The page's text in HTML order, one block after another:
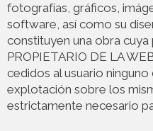
fotografías, gráficos,
software, así como su
constituyen una obra
PROPIETARIO DE LA
cedidos al usuario
explotación sobre los
estrictamente necesario